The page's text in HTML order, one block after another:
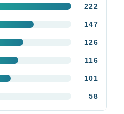
222
147
126
116
101
58